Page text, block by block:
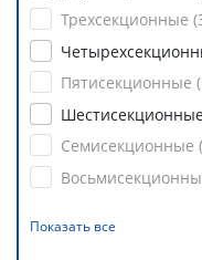
Трехсекционные
Пятисекционные
Семисекционные
Показать все